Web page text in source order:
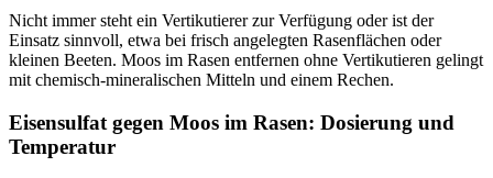
Nicht immer steht ein Vertikutierer zur Verfügung oder ist der
Einsatz sinnvoll, etwa bei frisch angelegten Rasenflächen oder
kleinen Beeten. Moos im Rasen entfernen ohne Vertikutieren gelingt
mit chemisch-mineralischen Mitteln und einem Rechen.
Eisensulfat gegen Moos im Rasen: Dosierung und
Temperatur